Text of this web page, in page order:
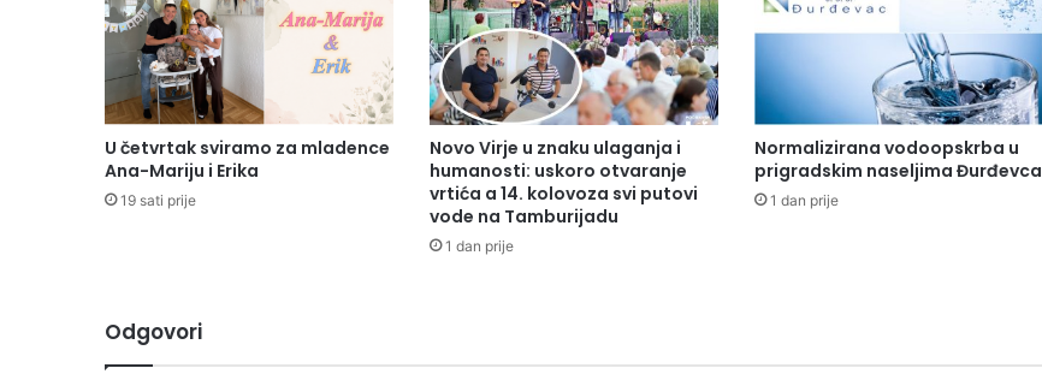
U četvrtak sviramo za mladence
Ana-Mariju i Erika
19 sati prije
Novo Virje u znaku ulaganja i
humanosti: uskoro otvaranje
vrtića a 14. kolovoza svi putovi
vode na Tamburijadu
1 dan prije
Normalizirana vodoopskrba u
prigradskim naseljima Đurđevca
1 dan prije
Odgovori